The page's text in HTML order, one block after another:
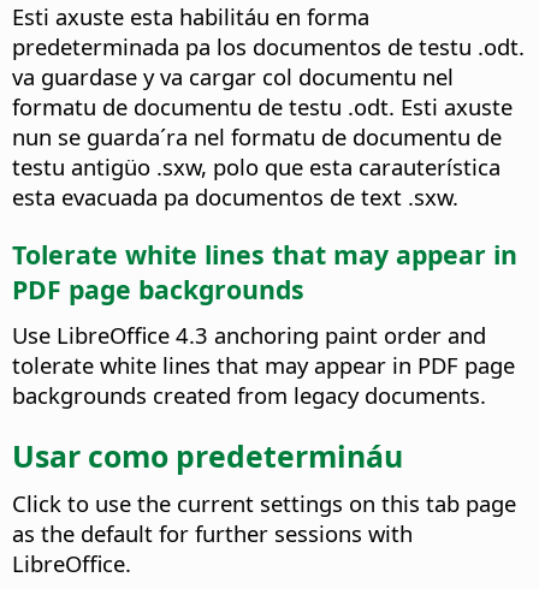
Esti axuste esta habilitáu en forma
predeterminada pa los documentos de testu .odt.
va guardase y va cargar col documentu nel
formatu de documentu de testu .odt. Esti axuste
nun se guarda´ra nel formatu de documentu de
testu antigüo .sxw, polo que esta carauterística
esta evacuada pa documentos de text .sxw.
Tolerate white lines that may appear in
PDF page backgrounds
Use LibreOffice 4.3 anchoring paint order and
tolerate white lines that may appear in PDF page
backgrounds created from legacy documents.
Usar como predetermináu
Click to use the current settings on this tab page
as the default for further sessions with
LibreOffice.